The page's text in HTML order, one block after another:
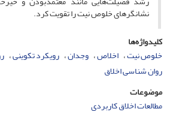
نشانگر‌های خلوص نیت را تقویت کرد.
کلیدواژه‌ها
خلوص نیت اخلاص وجدان رویکرد تکوینی
روان شناسی اخلاق
موضوعات
مطالعات اخلاق کاربردی